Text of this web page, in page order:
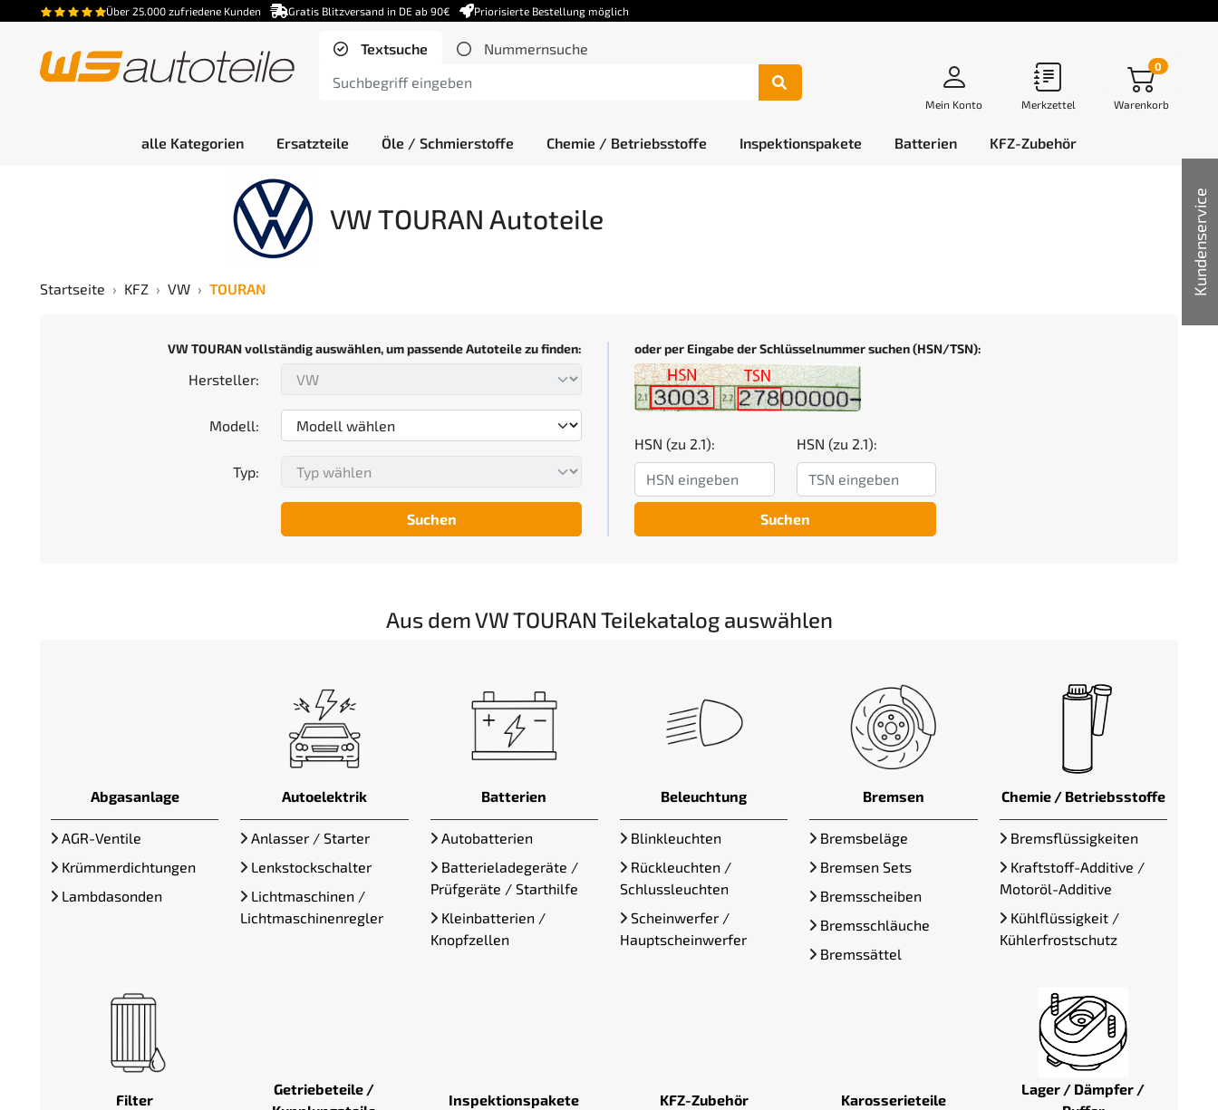
Kundenservice
Über 25.000 zufriedene Kunden Gratis Blitzversand in DE ab 90€ Priorisierte Bestellung möglich
Textsuche Nummernsuche
Mein Konto Merkzettel Warenkorb
0
alle Kategorien Ersatzteile Öle / Schmierstoffe Chemie / Betriebsstoffe Inspektionspakete Batterien KFZ-Zubehör
VW TOURAN Autoteile
Startseite KFZ VW TOURAN
VW TOURAN vollständig auswählen, um passende Autoteile zu finden:
Hersteller:
Modell:
Typ:
Suchen
oder per Eingabe der Schlüsselnummer suchen (HSN/TSN):
HSN (zu 2.1): HSN (zu 2.1):
Suchen
Aus dem VW TOURAN Teilekatalog auswählen
Abgasanlage
AGR-Ventile
Krümmerdichtungen
Lambdasonden
Autoelektrik
Anlasser / Starter
Lenkstockschalter
Lichtmaschinen /
Lichtmaschinenregler
Batterien
Autobatterien
Batterieladegeräte /
Prüfgeräte / Starthilfe
Kleinbatterien /
Knopfzellen
Beleuchtung
Blinkleuchten
Rückleuchten /
Schlussleuchten
Scheinwerfer /
Hauptscheinwerfer
Bremsen
Bremsbeläge
Bremsen Sets
Bremsscheiben
Bremsschläuche
Bremssättel
Chemie / Betriebsstoffe
Bremsflüssigkeiten
Kraftstoff-Additive /
Motoröl-Additive
Kühlflüssigkeit /
Kühlerfrostschutz
Filter
Getriebeteile /
Inspektionspakete KFZ-Zubehör Karosserieteile
Lager / Dämpfer /